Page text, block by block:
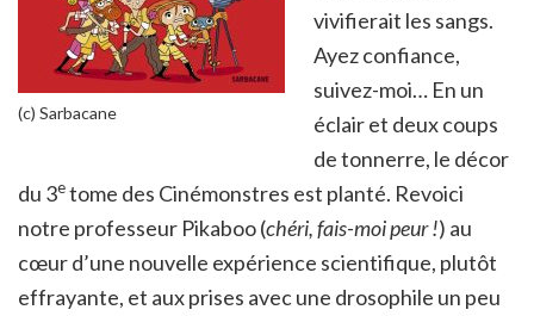
(c) Sarbacane
vivifierait les sangs.
Ayez confiance,
suivez-moi… En un
éclair et deux coups
de tonnerre, le décor
du 3etome des Cinémonstres est planté. Revoici
notre professeur Pikaboo (chéri, fais-moi peur !) au
cœur d’une nouvelle expérience scientifique, plutôt
effrayante, et aux prises avec une drosophile un peu